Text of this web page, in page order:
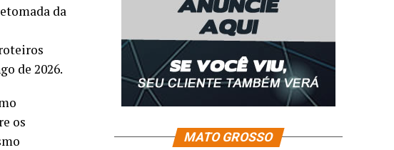
da
de 2026.
os
MATO GROSSO